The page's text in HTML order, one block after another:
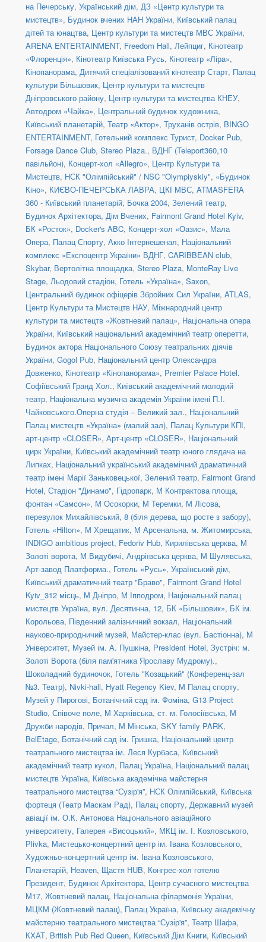
на Печерську, Український дім, ДЗ «Центр культури та
мистецтв», Будинок вчених НАН України, Київський палац
дітей та юнацтва, Центр культури та мистецтв МВС України,
ARENA ENTERTAINMENT, Freedom Hall, Лейпциг, Кінотеатр
«Флоренція», Кінотеатр Київська Русь, Кінотеатр «Ліра»,
Кінопанорама, Дитячий спеціалізований кінотеатр Старт, Палац
культури Більшовик, Центр культури та мистецтв
Дніпровського району, Центр культури та мистецтва КНЕУ,
Автодром «Чайка», Центральний будинок художника,
Київський планетарій, Театр «Актор», Труханів острів, BINGO
ENTERTAINMENT, Готельний комплекс Турист, Docker Pub,
Forsage Dance Club, Stereo Plaza., ВДНГ (Teleport360,10
павільйон), Концерт-хол «Allegro», Центр Культури та
Мистецтв, НСК "Олімпійський" / NSC "Olympiyskiy", «Будинок
Кіно», КИЄВО-ПЕЧЕРСЬКА ЛАВРА, ЦКІ МВС, ATMASFERA
360 - Київський планетарій, Бочка 2004, Зелений театр,
Будинок Архітектора, Дім Вчених, Fairmont Grand Hotel Kyiv,
БК «Росток», Docker's ABC, Концерт-хол «Оазис», Мала
Опера, Палац Спорту, Акко Інтернешенал, Національний
комплекс «Експоцентр України» ВДНГ, CARIBBEAN club,
Skybar, Вертолітна площадка, Stereo Plaza, MonteRay Live
Stage, Льодовий стадіон, Готель «Україна», Saxon,
Центральний будинок офіцерів Збройних Сил України, ATLAS,
Центр Культури та Мистецтв НАУ, Міжнародний центр
культури та мистецтв «Жовтневий палац», Національна опера
України, Київський національний академічний театр оперетти,
Будинок актора Національного Союзу театральних діячів
України, Gogol Pub, Національний центр Олександра
Довженко, Кінотеатр «Кінопанорама», Premier Palace Hotel.
Софіївський Гранд Хол., Київський академічний молодий
театр, Національна музична академія України імені П.І.
Чайковського.Оперна студія – Великий зал., Національний
Палац мистецтв «Україна» (малий зал), Палац Культури КПІ,
арт-центр «CLOSER», Арт-центр «CLOSER», Національний
цирк України, Київський академічний театр юного глядача на
Липках, Національний український академічний драматичний
театр імені Марії Заньковецької, Зелений театр, Fairmont Grand
Hotel, Стадіон "Динамо", Гідропарк, М Контрактова площа,
фонтан «Самсон», М Осокорки, М Теремки, М Лісова,
перевулок Михайлівський, 8 (біля дерева, що росте з забору),
Готель «Hilton», М Хрещатик, М Арсенальна, м. Житомирська,
INDIGO ambitious project, Fedoriv Hub, Кирилівська церква, М
Золоті ворота, М Видубичі, Андріївська церква, М Шулявська,
Арт-завод Платформа., Готель «Русь», Український дім,
Київський драматичний театр "Браво", Fairmont Grand Hotel
Kyiv_312 місць, М Дніпро, М Іпподром, Національний палац
мистецтв Україна, вул. Десятинна, 12, БК «Більшовик», БК ім.
Корольова, Південний залізничний вокзал, Національний
науково-природничий музей, Майстер-клас (вул. Бастіонна), М
Університет, Музей ім. А. Пушкіна, President Hotel, Зустріч: м.
Золоті Ворота (біля пам'ятника Ярославу Мудрому).,
Шоколадний будиночок, Готель "Козацький" (Конференц-зал
№3. Театр), Nivki-hall, Hyatt Regency Kiev, М Палац спорту,
Музей у Пирогові, Ботанічний сад ім. Фоміна, G13 Project
Studio, Співоче поле, М Харківська, ст. м. Голосіївська, М
Дружби народів, Причал, М Мінська, SKY family PARK,
BelEtage, Ботанічний сад ім. Гришка, Національний центр
театрального мистецтва ім. Леся Курбаса, Київський
академічний театр кукол, Палац Україна, Національний палац
мистецтв Україна, Київська академічна майстерня
театрального мистецтва “Сузір'я”, НСК Олімпійський, Київська
фортеця (Театр Маскам Рад), Палац спорту, Державний музей
авіації ім. О.К. Антонова Національного авіаційного
університету, Галерея «Висоцький», МКЦ ім. І. Козловського,
Plivka, Мистецько-концертний центр ім. Івана Козловського,
Художньо-концертний центр ім. Івана Козловського,
Планетарій, Heaven, Щастя HUB, Конгрес-хол готелю
Президент, Будинок Архітектора, Центр сучасного мистецтва
М17, Жовтневий палац, Національна філармонія України,
МЦКМ (Жовтневий палац), Палац Україна, Київську академічну
майстерню театрального мистецтва “Сузір'я”, Театр Шафа,
КХАТ, British Pub Red Queen, Київський Дім Книги, Київський